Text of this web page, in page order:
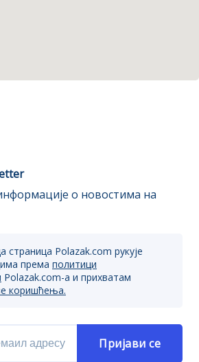
о новостима на
страница Polazak.com рукује
према политици
Polazak.com-a и прихватам
коришћења.
Пријави се